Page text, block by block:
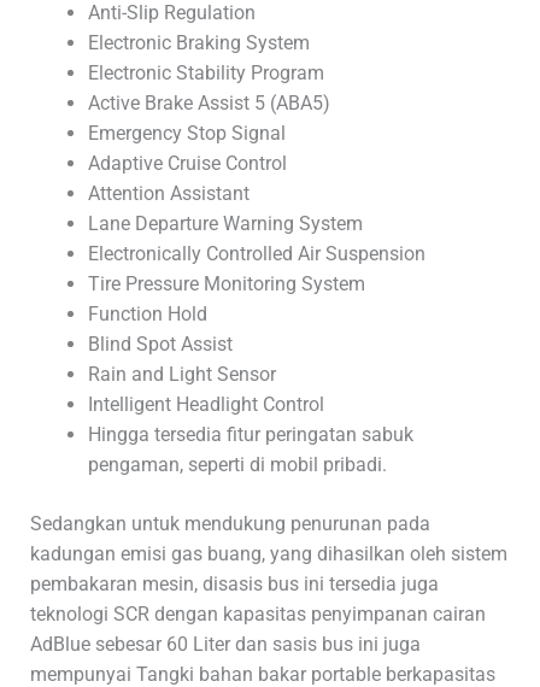
Anti-Slip Regulation
Electronic Braking System
Electronic Stability Program
Active Brake Assist 5 (ABA5)
Emergency Stop Signal
Adaptive Cruise Control
Attention Assistant
Lane Departure Warning System
Electronically Controlled Air Suspension
Tire Pressure Monitoring System
Function Hold
Blind Spot Assist
Rain and Light Sensor
Intelligent Headlight Control
Hingga tersedia fitur peringatan sabuk
pengaman, seperti di mobil pribadi.
Sedangkan untuk mendukung penurunan pada
kadungan emisi gas buang, yang dihasilkan oleh sistem
pembakaran mesin, disasis bus ini tersedia juga
teknologi SCR dengan kapasitas penyimpanan cairan
AdBlue sebesar 60 Liter dan sasis bus ini juga
mempunyai Tangki bahan bakar portable berkapasitas